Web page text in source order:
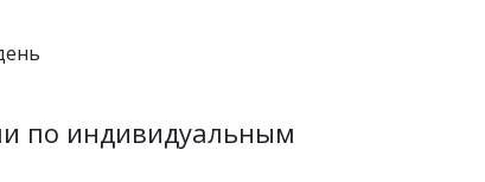
по индивидуальным